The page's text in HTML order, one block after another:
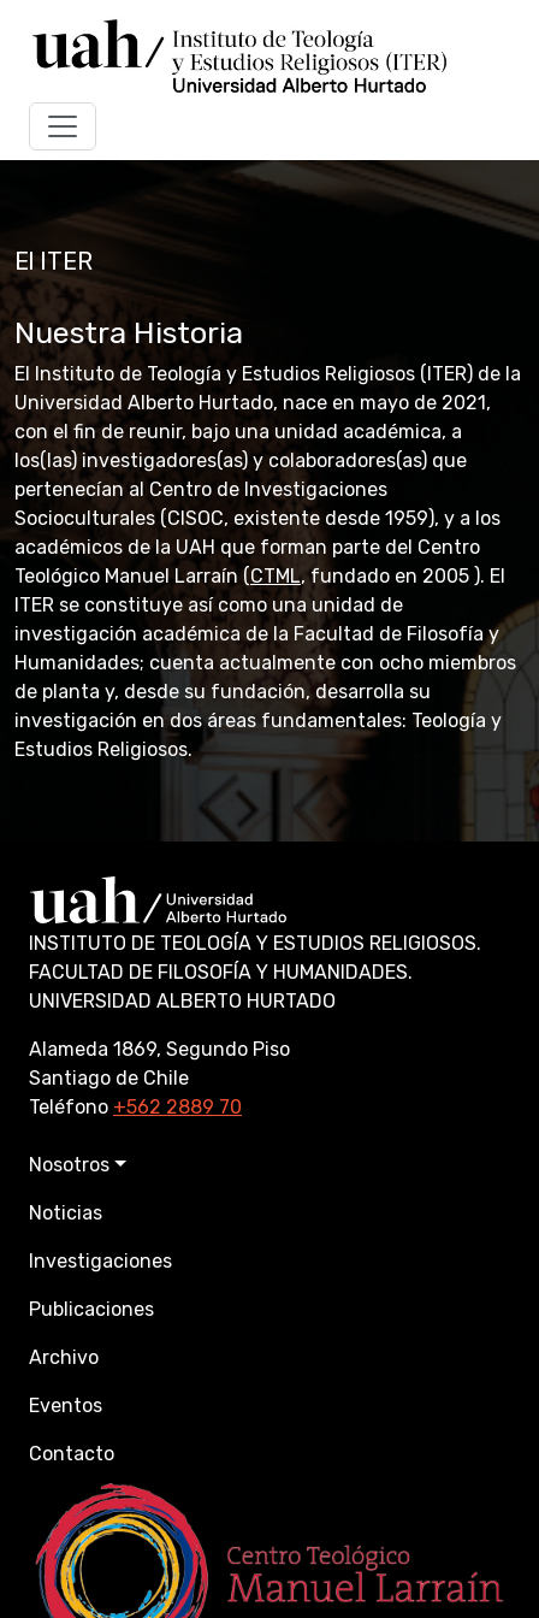
El ITER
Nuestra Historia
El Instituto de Teología y Estudios Religiosos (ITER) de la
Universidad Alberto Hurtado, nace en mayo de 2021,
con el fin de reunir, bajo una unidad académica, a
los(las) investigadores(as) y colaboradores(as) que
pertenecían al Centro de Investigaciones
Socioculturales (CISOC, existente desde 1959), y a los
académicos de la UAH que forman parte del Centro
Teológico Manuel Larraín (CTML, fundado en 2005 ). El
ITER se constituyeasí como una unidad de
investigación académica de la Facultad de Filosofía y
Humanidades; cuenta actualmente con ocho miembros
de planta y, desde su fundación, desarrolla su
investigación en dos áreas fundamentales: Teología y
Estudios Religiosos.
INSTITUTO DE TEOLOGÍA Y ESTUDIOS RELIGIOSOS.
FACULTAD DE FILOSOFÍA Y HUMANIDADES.
UNIVERSIDAD ALBERTO HURTADO
Alameda 1869, Segundo Piso
Santiago de Chile
Teléfono +562 2889 70
Nosotros
Noticias
Investigaciones
Publicaciones
Archivo
Eventos
Contacto